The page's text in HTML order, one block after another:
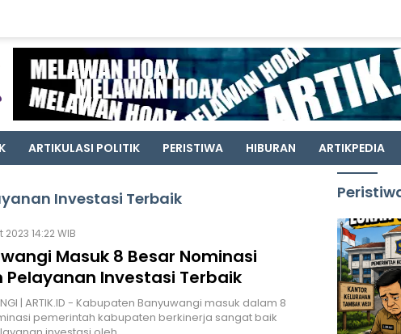
ARTIKULASI POLITIK PERISTIWA HIBURAN ARTIKPEDIA
Investasi Terbaik
2023 14:22 WIB
Masuk 8 Besar Nominasi
Investasi Terbaik
| ARTIK.ID - Kabupaten Banyuwangi masuk dalam 8
pemerintah kabupaten berkinerja sangat baik